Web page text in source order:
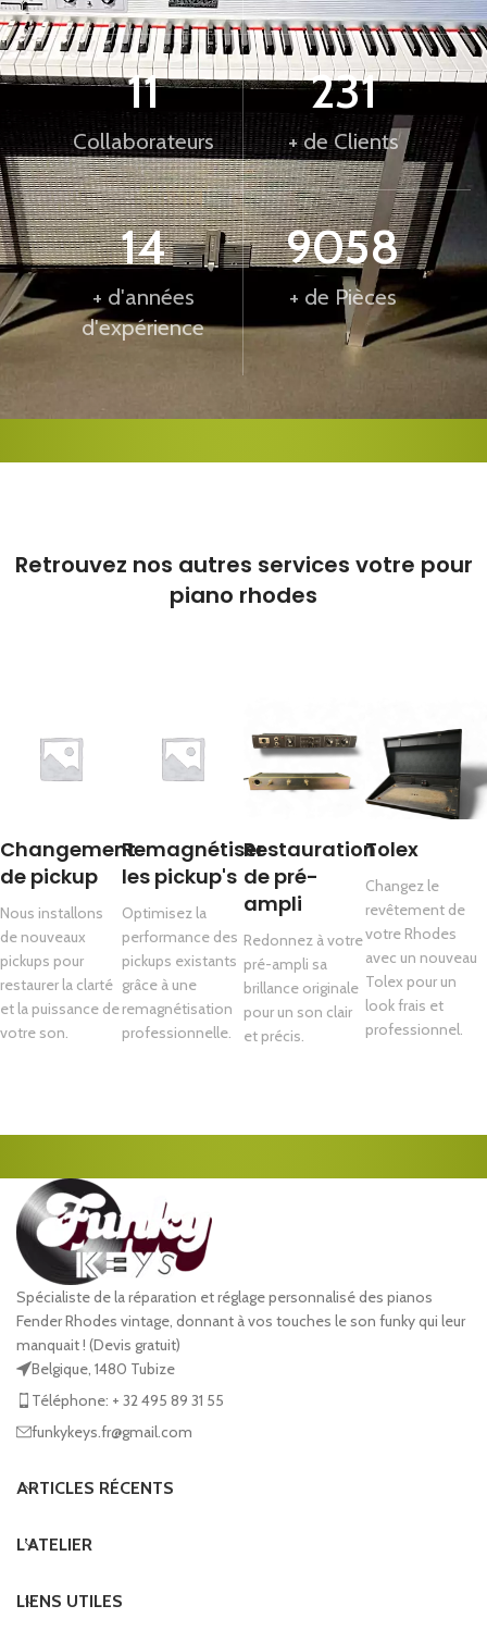
12
Collaborateurs
255
+ de Clients
15
+ d'années
d'expérience
10000
+ de Pièces
Retrouvez nos autres services votre pour
piano rhodes
Changement
de pickup​
Nous installons
de nouveaux
pickups pour
restaurer la clarté
et la puissance de
votre son.
Remagnétiser
les pickup's​
Optimisez la
performance des
pickups existants
grâce à une
remagnétisation
professionnelle.
Restauration
de pré-
ampli​
Redonnez à votre
pré-ampli sa
brillance originale
pour un son clair
et précis.
Tolex
Changez le
revêtement de
votre Rhodes
avec un nouveau
Tolex pour un
look frais et
professionnel.
Spécialiste de la réparation et réglage personnalisé des pianos
Fender Rhodes vintage, donnant à vos touches le son funky qui leur
manquait ! (Devis gratuit)
Belgique, 1480 Tubize
Téléphone: + 32 495 89 31 55
funkykeys.fr@gmail.com
ARTICLES RÉCENTS
L’ATELIER
LIENS UTILES